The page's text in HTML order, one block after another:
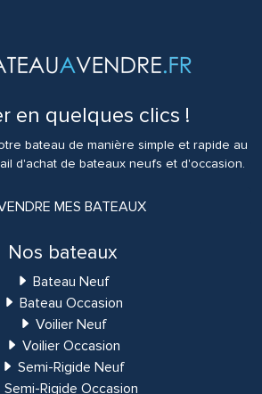
en quelques clics !
bateau de manière simple et rapide au
d'achat de bateaux neufs et d'occasion.
MES BATEAUX
Nos bateaux
Bateau Neuf
Bateau Occasion
Voilier Neuf
Voilier Occasion
Semi-Rigide Neuf
Semi-Rigide Occasion